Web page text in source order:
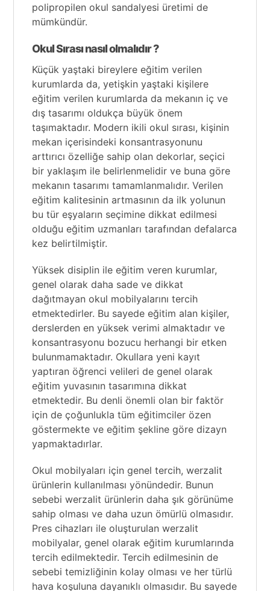
polipropilen okul sandalyesi üretimi de
mümkündür.
Okul Sırası nasıl olmalıdır ?
Küçük yaştaki bireylere eğitim verilen
kurumlarda da, yetişkin yaştaki kişilere
eğitim verilen kurumlarda da mekanın iç ve
dış tasarımı oldukça büyük önem
taşımaktadır. Modern ikili okul sırası, kişinin
mekan içerisindeki konsantrasyonunu
arttırıcı özelliğe sahip olan dekorlar, seçici
bir yaklaşım ile belirlenmelidir ve buna göre
mekanın tasarımı tamamlanmalıdır. Verilen
eğitim kalitesinin artmasının da ilk yolunun
bu tür eşyaların seçimine dikkat edilmesi
olduğu eğitim uzmanları tarafından defalarca
kez belirtilmiştir.
Yüksek disiplin ile eğitim veren kurumlar,
genel olarak daha sade ve dikkat
dağıtmayan okul mobilyalarını tercih
etmektedirler. Bu sayede eğitim alan kişiler,
derslerden en yüksek verimi almaktadır ve
konsantrasyonu bozucu herhangi bir etken
bulunmamaktadır. Okullara yeni kayıt
yaptıran öğrenci velileri de genel olarak
eğitim yuvasının tasarımına dikkat
etmektedir. Bu denli önemli olan bir faktör
için de çoğunlukla tüm eğitimciler özen
göstermekte ve eğitim şekline göre dizayn
yapmaktadırlar.
Okul mobilyaları için genel tercih, werzalit
ürünlerin kullanılması yönündedir. Bunun
sebebi werzalit ürünlerin daha şık görünüme
sahip olması ve daha uzun ömürlü olmasıdır.
Pres cihazları ile oluşturulan werzalit
mobilyalar, genel olarak eğitim kurumlarında
tercih edilmektedir. Tercih edilmesinin de
sebebi temizliğinin kolay olması ve her türlü
hava koşuluna dayanıklı olmasıdır. Bu sayede